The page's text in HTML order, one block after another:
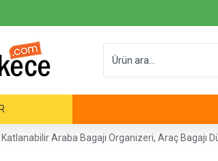
Katlanabilir Araba Bagajı Organizeri, Araç Bagajı